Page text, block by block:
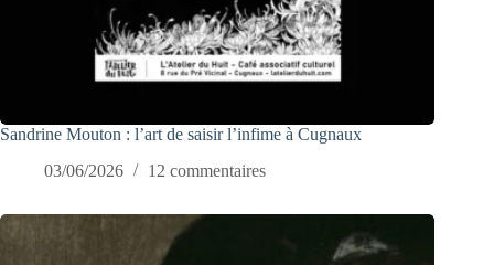
Sandrine Mouton : l’art de saisir l’infime à Cugnaux
03/06/2026
12 commentaires